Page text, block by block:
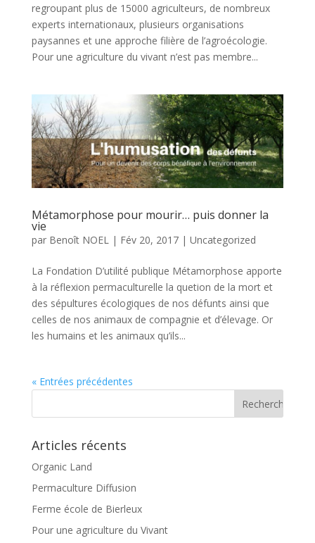
regroupant plus de 15000 agriculteurs, de nombreux
experts internationaux, plusieurs organisations
paysannes et une approche filière de l’agroécologie.
Pour une agriculture du vivant n’est pas membre...
Métamorphose pour mourir… puis donner la
vie
par Benoît NOEL| Fév 20, 2017| Uncategorized
La Fondation D’utilité publique Métamorphose apporte
à la réflexion permaculturelle la quetion de la mort et
des sépultures écologiques de nos défunts ainsi que
celles de nos animaux de compagnie et d’élevage. Or
les humains et les animaux qu’ils...
« Entrées précédentes
Articles récents
Organic Land
Permaculture Diffusion
Ferme école de Bierleux
Pour une agriculture du Vivant